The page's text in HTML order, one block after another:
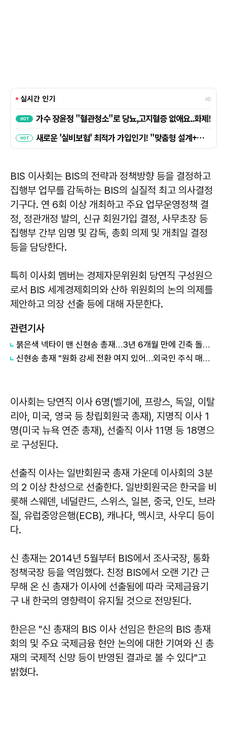
BIS 이사회는 BIS의 전략과 정책방향 등을 결정하고
집행부 업무를 감독하는 BIS의 실질적 최고 의사결정
기구다. 연 6회 이상 개최하고 주요 업무운영정책 결
정, 정관개정 발의, 신규 회원가입 결정, 사무초장 등
집행부 간부 임명 및 감독, 총회 의제 및 개최일 결정
등을 담당한다.
특히 이사회 멤버는 경제자문위원회 당연직 구성원으
로서 BIS 세계경제회의와 산하 위원회의 논의 의제를
제안하고 의장 선출 등에 대해 자문한다.
관련기사
붉은색 넥타이 맨 신현송 총재…3년 6개월 만에 긴축 돌입할까
신현송 총재 "원화 강세 전환 여지 있어…외국인 주식 매도세 잦아들 것"
이사회는 당연직 이사 6명(벨기에, 프랑스, 독일, 이탈
리아, 미국, 영국 등 창립회원국 총재), 지명직 이사 1
명(미국 뉴욕 연준 총재), 선출직 이사 11명 등 18명으
로 구성된다.
선출직 이사는 일반회원국 총재 가운데 이사회의 3분
의 2 이상 찬성으로 선출한다. 일반회원국은 한국을 비
롯해 스웨덴, 네덜란드, 스위스, 일본, 중국, 인도, 브라
질, 유럽중앙은행(ECB), 캐나다, 멕시코, 사우디 등이
다.
신 총재는 2014년 5월부터 BIS에서 조사국장, 통화
정책국장 등을 역임했다. 친정 BIS에서 오랜 기간 근
무해 온 신 총재가 이사에 선출됨에 따라 국제금융기
구 내 한국의 영향력이 유지될 것으로 전망된다.
한은은 "신 총재의 BIS 이사 선임은 한은의 BIS 총재
회의 및 주요 국제금융 현안 논의에 대한 기여와 신 총
재의 국제적 신망 등이 반영된 결과로 볼 수 있다"고
밝혔다.